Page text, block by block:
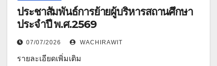
ประชาสัมพันธ์การย้ายผู้บริหารสถานศึกษา
ประจำปี พ.ศ.2569
07/07/2026 WACHIRAWIT
รายละเอียดเพิ่มเติม